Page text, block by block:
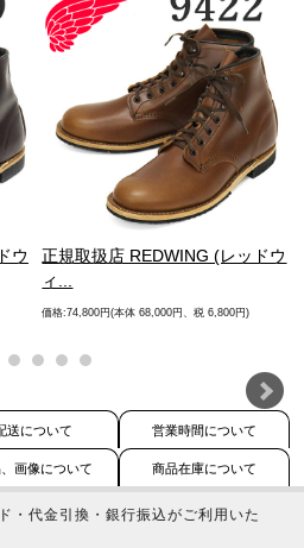
ウ
正規取扱店 REDWING (レッドウ
ィ...
価格:74,800円(本体 68,000円、税 6,800円)
送について 営業時間について
画像について 商品在庫について
・代金引換・銀行振込がご利用いた